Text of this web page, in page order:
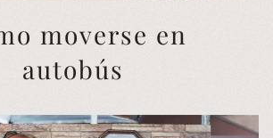
moverse en
autobús